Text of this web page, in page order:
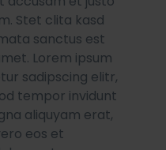
Stet clita kasd
sanctus est
Lorem ipsum
sadipscing elitr,
tempor invidunt
aliquyam erat,
eos et